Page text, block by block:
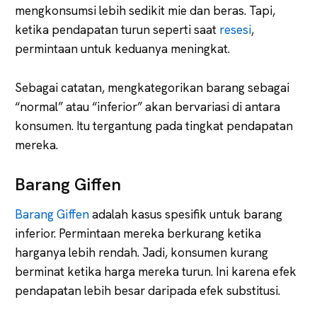
mengkonsumsi lebih sedikit mie dan beras. Tapi,
ketika pendapatan turun seperti saat resesi,
permintaan untuk keduanya meningkat.
Sebagai catatan, mengkategorikan barang sebagai
“normal” atau “inferior” akan bervariasi di antara
konsumen. Itu tergantung pada tingkat pendapatan
mereka.
Barang Giffen
Barang Giffenadalah kasus spesifik untuk barang
inferior. Permintaan mereka berkurang ketika
harganya lebih rendah. Jadi, konsumen kurang
berminat ketika harga mereka turun. Ini karena efek
pendapatan lebih besar daripada efek substitusi.